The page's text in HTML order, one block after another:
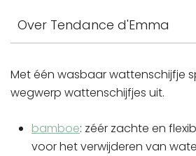
Over Tendance d'Emma
Met één wasbaar wattenschijfje
wegwerp wattenschijfjes uit.
bamboe: zéér zachte en
voor het verwijderen van